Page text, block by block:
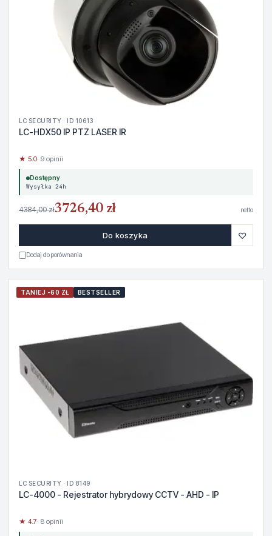
LC SECURITY · ID 10613
LC-HDX50 IP PTZ LASER IR
★ 5.0· 9 opinii
Dostępny
Wysyłka 24h
4384,00 zł3726,40 zł netto
Do koszyka ♡
Dodaj do porównania
TANIEJ -60 ZŁ BESTSELLER
LC SECURITY · ID 8149
LC-4000 - Rejestrator hybrydowy CCTV - AHD - IP
★ 4.7· 8 opinii